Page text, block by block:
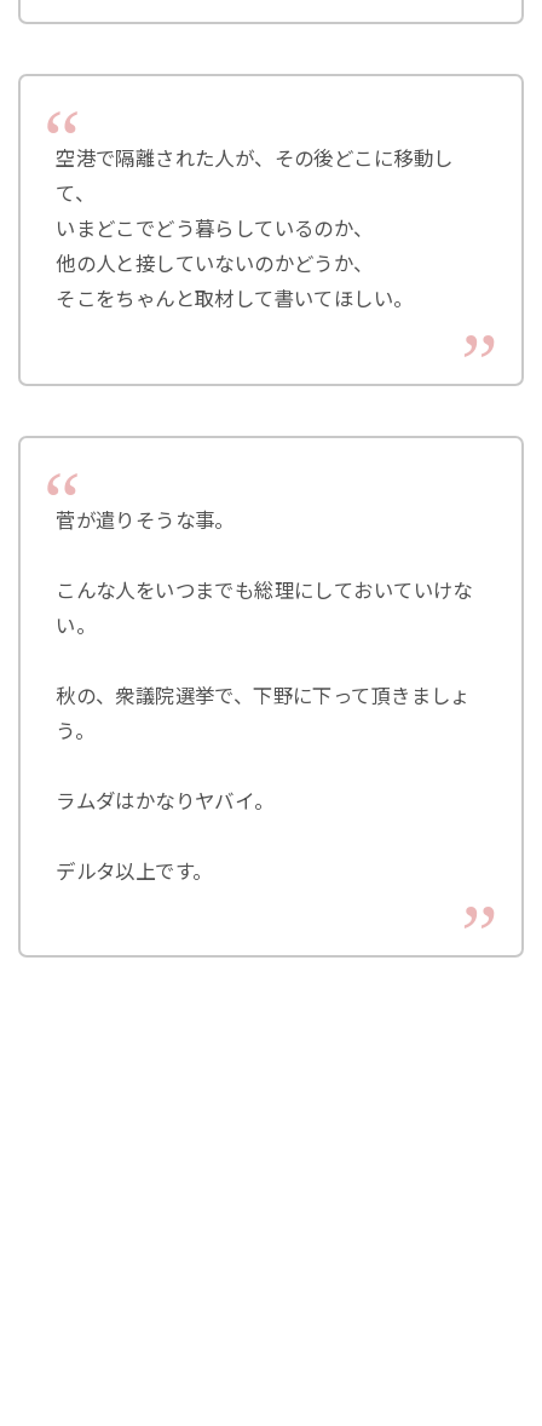
空港で隔離された人が、その後どこに移動し
て、
いまどこでどう暮らしているのか、
他の人と接していないのかどうか、
そこをちゃんと取材して書いてほしい。
菅が遣りそうな事。
こんな人をいつまでも総理にしておいていけな
い。
秋の、衆議院選挙で、下野に下って頂きましょ
う。
ラムダはかなりヤバイ。
デルタ以上です。